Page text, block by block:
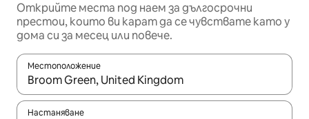
Открийте места под наем за дългосрочни
престои, които ви карат да се чувствате като у
дома си за месец или повече.
Местоположение
Когато резултатите се покажат, използвайте
Настаняване